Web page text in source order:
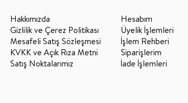
Hakkımızda
Gizlilik ve Çerez Politikası
Mesafeli Satış Sözleşmesi
KVKK ve Açık Rıza Metni
Satış Noktalarımız
Hesabım
Üyelik İşlemleri
İşlem Rehberi
Siparişlerim
İade İşlemleri